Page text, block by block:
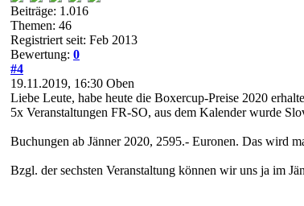
Beiträge: 1.016
Themen: 46
Registriert seit: Feb 2013
Bewertung: 0
#4
19.11.2019, 16:30 Oben
Liebe Leute, habe heute die Boxercup-Preise 2020
5x Veranstaltungen FR-SO, aus dem Kalender wurde
Buchungen ab Jänner 2020, 2595.- Euronen. Das wird
Bzgl. der sechsten Veranstaltung können wir uns ja im